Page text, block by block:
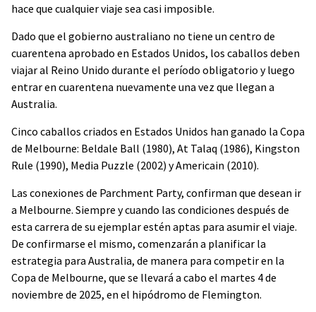
hace que cualquier viaje sea casi imposible.
Dado que el gobierno australiano no tiene un centro de
cuarentena aprobado en Estados Unidos, los caballos deben
viajar al Reino Unido durante el período obligatorio y luego
entrar en cuarentena nuevamente una vez que llegan a
Australia.
Cinco caballos criados en Estados Unidos han ganado la Copa
de Melbourne: Beldale Ball (1980), At Talaq (1986), Kingston
Rule (1990), Media Puzzle (2002) y Americain (2010).
Las conexiones de Parchment Party, confirman que desean ir
a Melbourne. Siempre y cuando las condiciones después de
esta carrera de su ejemplar estén aptas para asumir el viaje.
De confirmarse el mismo, comenzarán a planificar la
estrategia para Australia, de manera para competir en la
Copa de Melbourne, que se llevará a cabo el martes 4 de
noviembre de 2025, en el hipódromo de Flemington.